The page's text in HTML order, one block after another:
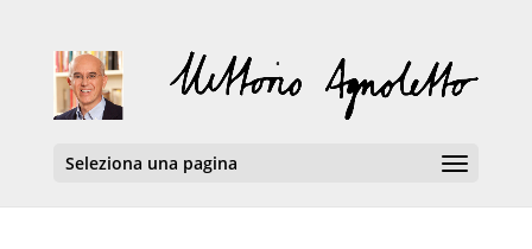
Seleziona una pagina